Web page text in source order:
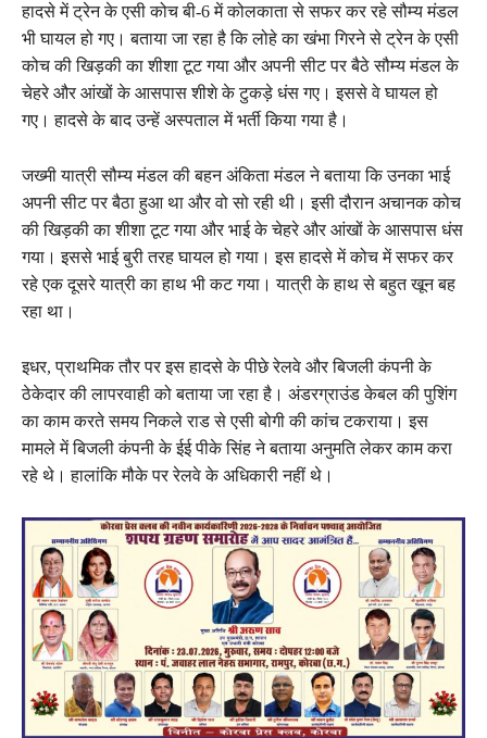
हादसे में ट्रेन के एसी कोच बी-6 में कोलकाता से सफर कर रहे सौम्य मंडल
भी घायल हो गए। बताया जा रहा है कि लोहे का खंभा गिरने से ट्रेन के एसी
कोच की खिड़की का शीशा टूट गया और अपनी सीट पर बैठे सौम्‍य मंडल के
चेहरे और आंखों के आसपास शीशे के टुकड़े धंस गए। इससे वे घायल हो
गए। हादसे के बाद उन्‍हें अस्‍पताल में भर्ती किया गया है।
जख्‍मी यात्री सौम्य मंडल की बहन अंकिता मंडल ने बताया कि उनका भाई
अपनी सीट पर बैठा हुआ था और वो सो रही थी। इसी दौरान अचानक कोच
की खिड़की का शीशा टूट गया और भाई के चेहरे और आंखों के आसपास धंस
गया। इससे भाई बुरी तरह घायल हो गया। इस हादसे में कोच में सफर कर
रहे एक दूसरे यात्री का हाथ भी कट गया। यात्री के हाथ से बहुत खून बह
रहा था।
इधर, प्राथमिक तौर पर इस हादसे के पीछे रेलवे और बिजली कंपनी के
ठेकेदार की लापरवाही को बताया जा रहा है। अंडरग्राउंड केबल की पुशिंग
का काम करते समय निकले राड से एसी बोगी की कांच टकराया। इस
मामले में बिजली कंपनी के ईई पीके सिंह ने बताया अनुमति लेकर काम करा
रहे थे। हालांकि मौके पर रेलवे के अधिकारी नहीं थे।